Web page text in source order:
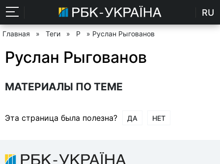
RU
Главная » Теги » Р » Руслан Рыгованов
Руслан Рыгованов
МАТЕРИАЛЫ ПО ТЕМЕ
Эта страница была полезна? ДА НЕТ